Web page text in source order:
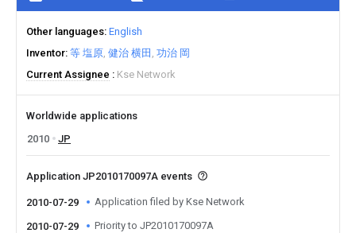
Other languages English
Inventor 等 塩原 健治 横田 功治 岡
Current Assignee
Kse Network
Worldwide applications
2010
JP
Application JP2010170097A events
2010-07-29 Application filed by Kse Network
2010-07-29 Priority to JP2010170097A